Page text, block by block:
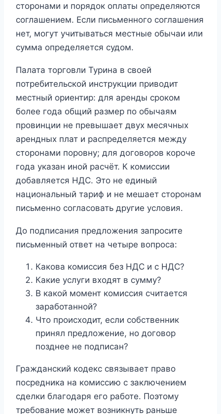
сторонами и порядок оплаты определяются
соглашением. Если письменного соглашения
нет, могут учитываться местные обычаи или
сумма определяется судом.
Палата торговли Турина в своей
потребительской инструкции приводит
местный ориентир: для аренды сроком
более года общий размер по обычаям
провинции не превышает двух месячных
арендных плат и распределяется между
сторонами поровну; для договоров короче
года указан иной расчёт. К комиссии
добавляется НДС. Это не единый
национальный тариф и не мешает сторонам
письменно согласовать другие условия.
До подписания предложения запросите
письменный ответ на четыре вопроса:
Какова комиссия без НДС и с НДС?
Какие услуги входят в сумму?
В какой момент комиссия считается
заработанной?
Что происходит, если собственник
принял предложение, но договор
позднее не подписан?
Гражданский кодекс связывает право
посредника на комиссию с заключением
сделки благодаря его работе. Поэтому
требование может возникнуть раньше